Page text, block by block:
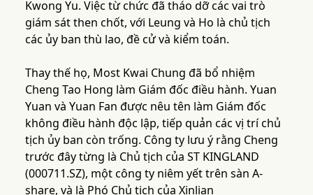
Kwong Yu. Việc từ chức đã tháo dỡ các vai trò
giám sát then chốt, với Leung và Ho là chủ tịch
các ủy ban thù lao, đề cử và kiểm toán.
Thay thế họ, Most Kwai Chung đã bổ nhiệm
Cheng Tao Hong làm Giám đốc điều hành. Yuan
Yuan và Yuan Fan được nêu tên làm Giám đốc
không điều hành độc lập, tiếp quản các vị trí chủ
tịch ủy ban còn trống. Công ty lưu ý rằng Cheng
trước đây từng là Chủ tịch của ST KINGLAND
(000711.SZ), một công ty niêm yết trên sàn A-
share, và là Phó Chủ tịch của Xinlian